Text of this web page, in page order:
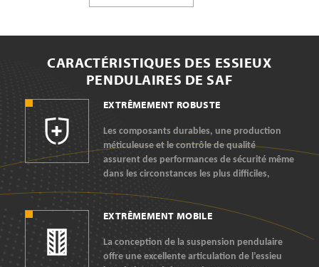
CARACTÉRISTIQUES DES ESSIEUX
PENDULAIRES DE SAF
EXTRÊMEMENT ROBUSTE
Les composants durables, une production
méticuleuse et le contrôle de qualité
assurent des performances de sécurité même
dans les circonstances les plus difficiles,
EXTRÊMEMENT MOBILE
La conception de la suspension pendulaire
offre une excellente articulation de l’essieu